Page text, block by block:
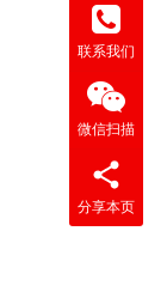
联系我们
微信扫描
分享本页